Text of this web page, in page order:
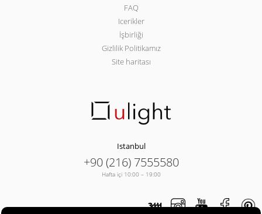
FAQ
Icerikler
İşbirliği
Gizlilik Politikamız
Site haritası
Istanbul
+90 (216) 7555580
Hafta içi 10:00 – 19:00